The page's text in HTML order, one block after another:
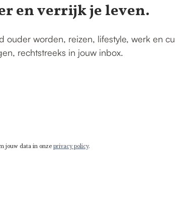
en verrijk je leven.
worden, reizen, lifestyle, werk en
rechtstreeks in jouw inbox.
jouw data in onze privacy policy.